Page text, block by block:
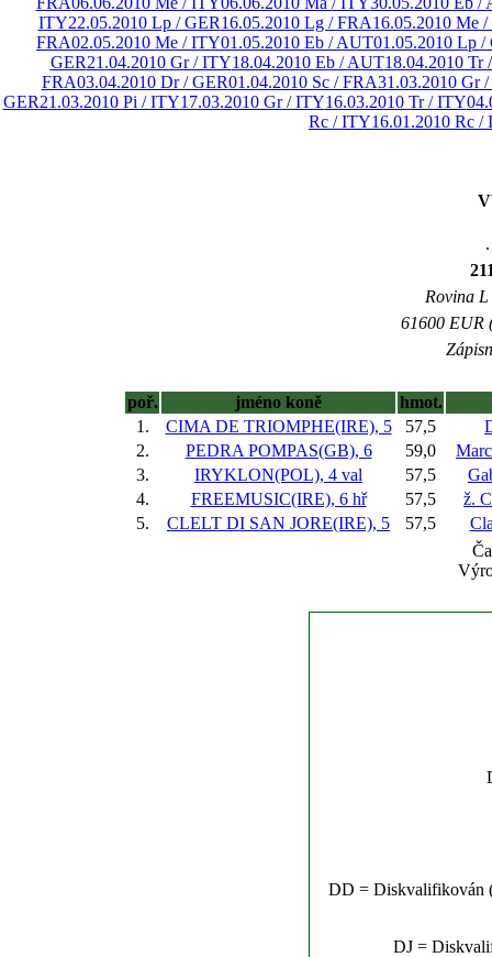
ITY22.05.2010 Lp / GER16.05.2010 Lg / FRA16.05.2010 Me
FRA02.05.2010 Me / ITY01.05.2010 Eb / AUT01.05.2010 Lp /
GER21.04.2010 Gr / ITY18.04.2010 Eb / AUT18.04.2010 Tr
FRA03.04.2010 Dr / GER01.04.2010 Sc / FRA31.03.2010 Gr
GER21.03.2010 Pi / ITY17.03.2010 Gr / ITY16.03.2010 Tr / ITY
Rc / ITY16.01.2010 Rc /
Rovina
61600 EUR
poř. jméno koně
hmot.
1.
CIMA DE TRIOMPHE(IRE), 5 57,5
2.
PEDRA POMPAS(GB), 6 59,0
3.
IRYKLON(POL), 4 val 57,5
4.
FREEMUSIC(IRE), 6 hř 57,5
ž.
5.
CLELT DI SAN JORE(IRE), 5 57,5
DD = Diskvalifikován
DJ =